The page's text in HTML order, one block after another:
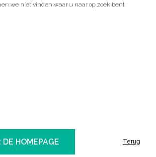
we niet vinden waar u naar op zoek bent
HOMEPAGE Terug